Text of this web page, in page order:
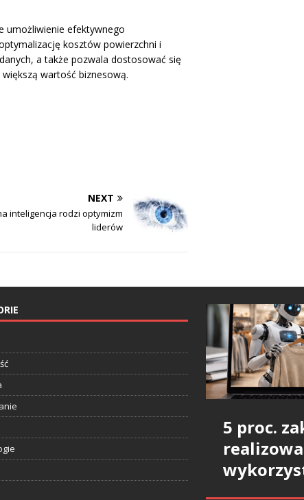
umożliwienie efektywnego
kosztów powierzchni i
a także pozwala dostosować się
wartość biznesową.
NEXT
inteligencja rodzi optymizm
liderów
5 proc.